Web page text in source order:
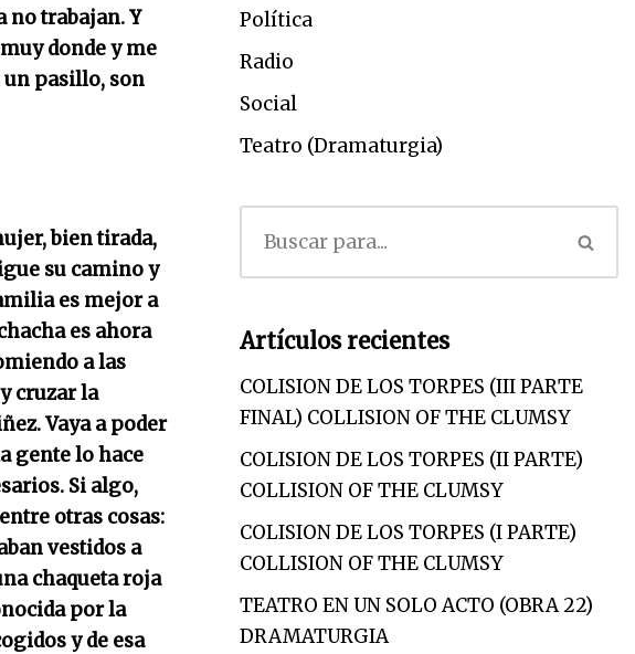
no trabajan. Y
donde y me
un pasillo, son
bien tirada,
su camino y
es mejor a
es ahora
a las
cruzar la
Vaya a poder
gente lo hace
Si algo,
otras cosas:
vestidos a
chaqueta roja
por la
y de esa
Política
Radio
Social
Teatro (Dramaturgia)
Artículos recientes
COLISION DE LOS TORPES (III PARTE
FINAL) COLLISION OF THE CLUMSY
COLISION DE LOS TORPES (II PARTE)
COLLISION OF THE CLUMSY
COLISION DE LOS TORPES (I PARTE)
COLLISION OF THE CLUMSY
TEATRO EN UN SOLO ACTO (OBRA 22)
DRAMATURGIA